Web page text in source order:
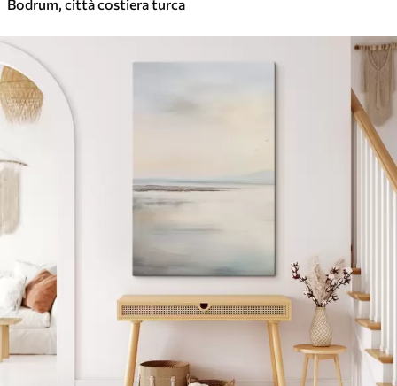
Bodrum, città costiera turca